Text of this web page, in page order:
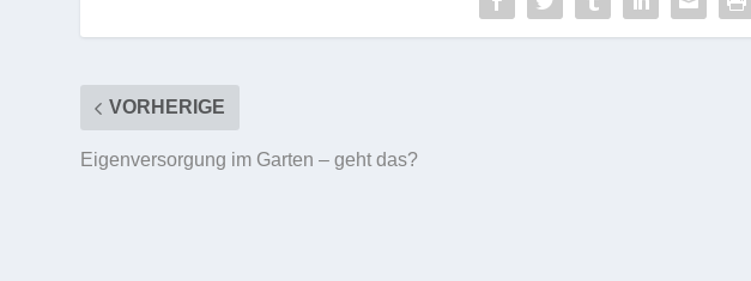
VORHERIGE
Eigenversorgung im Garten – geht das?